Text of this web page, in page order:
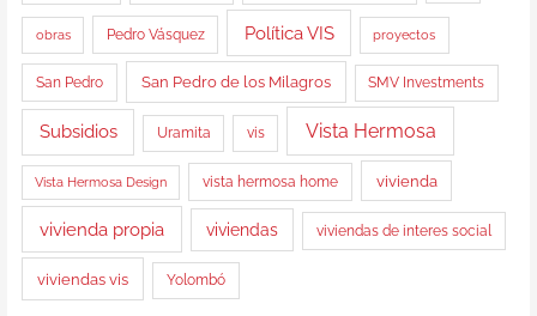
obras Pedro Vásquez Política VIS proyectos
San Pedro San Pedro de los Milagros SMV Investments
Subsidios Uramita vis Vista Hermosa
Vista Hermosa Design vista hermosa home vivienda
vivienda propia viviendas viviendas de interes social
viviendas vis Yolombó